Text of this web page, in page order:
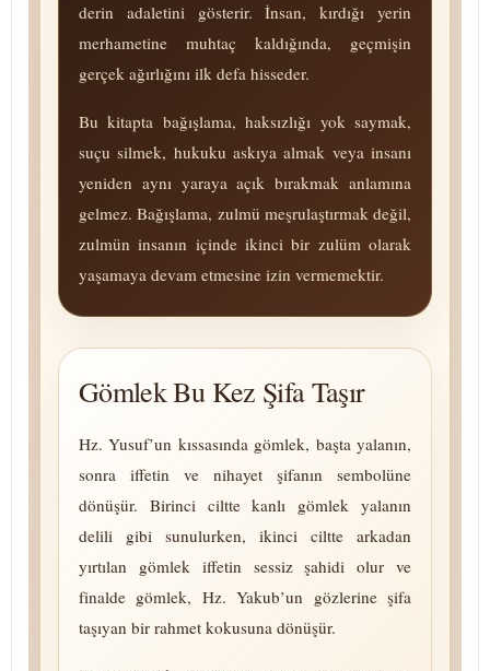
derin adaletini gösterir. İnsan, kırdığı yerin
merhametine muhtaç kaldığında, geçmişin
gerçek ağırlığını ilk defa hisseder.
Bu kitapta bağışlama, haksızlığı yok saymak,
suçu silmek, hukuku askıya almak veya insanı
yeniden aynı yaraya açık bırakmak anlamına
gelmez. Bağışlama, zulmü meş­ru­laştırmak değil,
zulmün insanın içinde ikinci bir zulüm olarak
yaşamaya devam etmesine izin vermemektir.
Gömlek Bu Kez Şifa Taşır
Hz. Yusuf’un kıssasında gömlek, başta yalanın,
sonra iffetin ve nihayet şifanın sembolüne
dönüşür. Birinci ciltte kanlı gömlek yalanın
delili gibi sunulurken, ikinci ciltte arkadan
yırtılan gömlek iffetin sessiz şahidi olur ve
finalde gömlek, Hz. Yakub’un gözlerine şifa
taşıyan bir rahmet kokusuna dönüşür.